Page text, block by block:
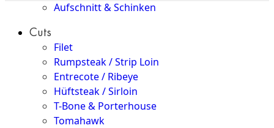
Aufschnitt & Schinken
Cuts
Filet
Rumpsteak / Strip Loin
Entrecote / Ribeye
Hüftsteak / Sirloin
T-Bone & Porterhouse
Tomahawk